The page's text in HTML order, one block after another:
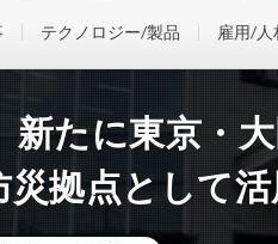
テクノロジー/製品 雇用/人
たに東京・
拠点として